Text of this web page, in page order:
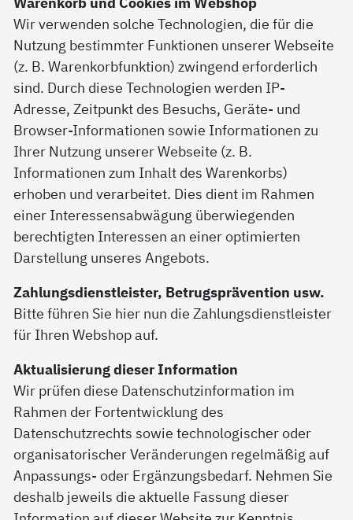
Wir verwenden solche Technologien, die für die
Nutzung bestimmter Funktionen unserer Webseite
(z. B. Warenkorbfunktion) zwingend erforderlich
sind. Durch diese Technologien werden IP-
Adresse, Zeitpunkt des Besuchs, Geräte- und
Browser-Informationen sowie Informationen zu
Ihrer Nutzung unserer Webseite (z. B.
Informationen zum Inhalt des Warenkorbs)
erhoben und verarbeitet. Dies dient im Rahmen
einer Interessensabwägung überwiegenden
berechtigten Interessen an einer optimierten
Darstellung unseres Angebots.
Zahlungsdienstleister, Betrugsprävention usw.
Bitte führen Sie hier nun die Zahlungsdienstleister
für Ihren Webshop auf.
Aktualisierung dieser Information
Wir prüfen diese Datenschutzinformation im
Rahmen der Fortentwicklung des
Datenschutzrechts sowie technologischer oder
organisatorischer Veränderungen regelmäßig auf
Anpassungs- oder Ergänzungsbedarf. Nehmen Sie
deshalb jeweils die aktuelle Fassung dieser